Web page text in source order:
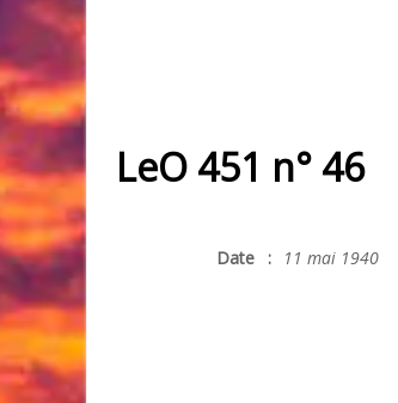
LeO 451 n° 46
Date : 11 mai 1940